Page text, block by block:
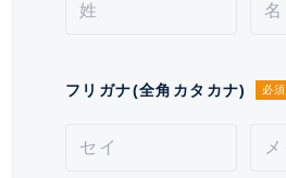
保証会社可
フリガナ(全角カタカナ) 必須